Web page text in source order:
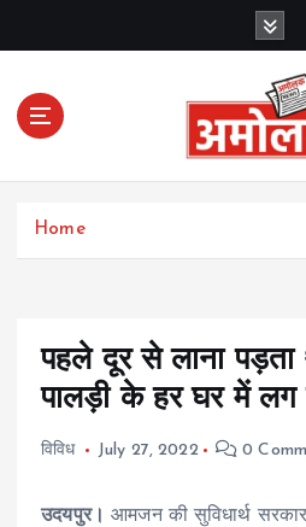
c
Amolak News
Home
पहले दूर से लाना पड़ता
पालड़ी के हर घर में
विविध July 27, 2022 0
उदयपुर।
आमजन की सुविधार्थ सरकार